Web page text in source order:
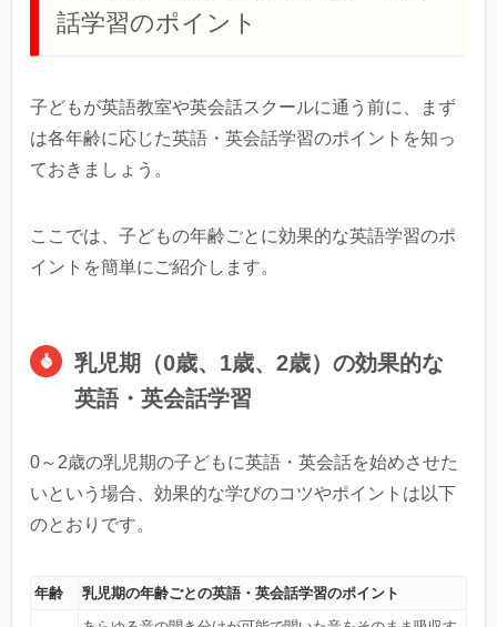
話学習のポイント
子どもが英語教室や英会話スクールに通う前に、まず
は各年齢に応じた英語・英会話学習のポイントを知っ
ておきましょう。
ここでは、子どもの年齢ごとに効果的な英語学習のポ
イントを簡単にご紹介します。
乳児期（0歳、1歳、2歳）の効果的な
英語・英会話学習
0～2歳の乳児期の子どもに英語・英会話を始めさせた
いという場合、効果的な学びのコツやポイントは以下
のとおりです。
年齢 乳児期の年齢ごとの英語・英会話学習のポイント